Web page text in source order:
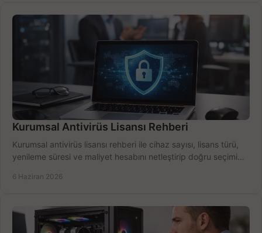
Kurumsal Antivirüs Lisansı Rehberi
Kurumsal antivirüs lisansı rehberi ile cihaz sayısı, lisans türü,
yenileme süresi ve maliyet hesabını netleştirip doğru seçimi
6 Haziran 2026